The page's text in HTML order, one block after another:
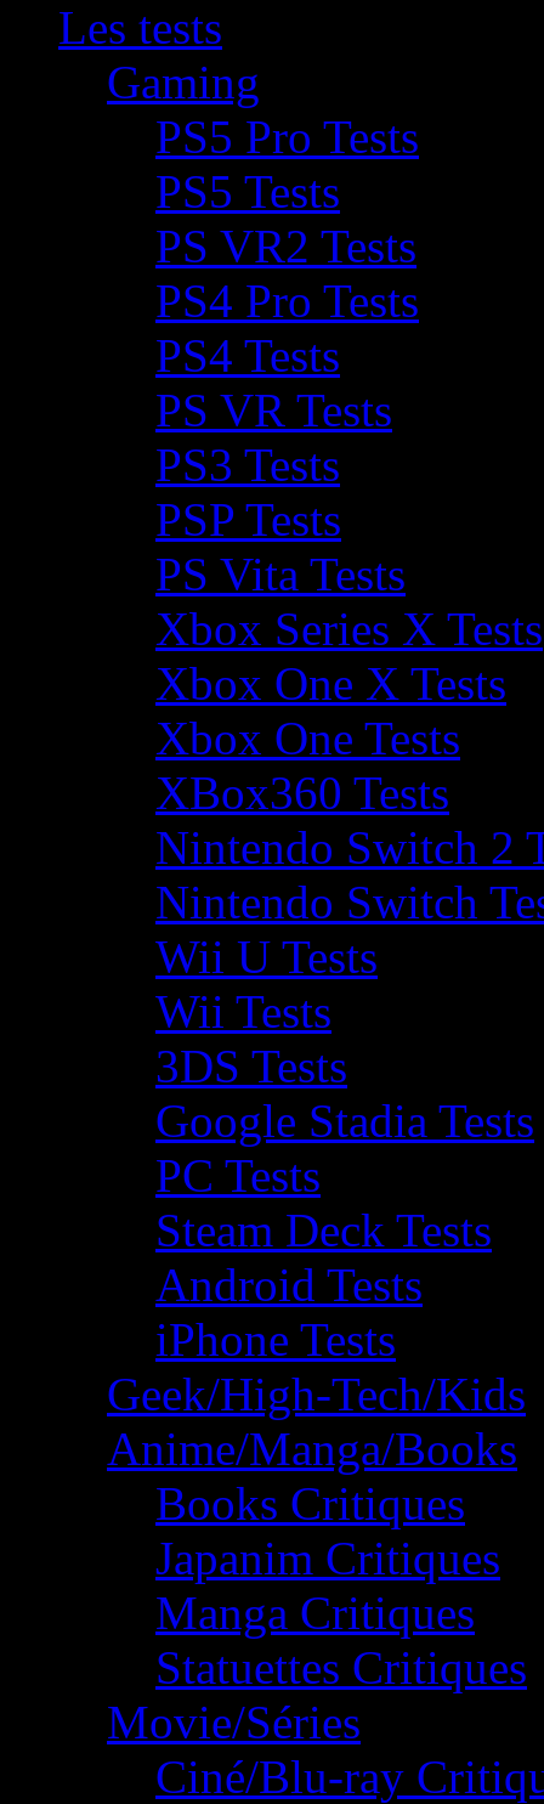
Les tests
Gaming
PS5 Pro Tests
PS5 Tests
PS VR2 Tests
PS4 Pro Tests
PS4 Tests
PS VR Tests
PS3 Tests
PSP Tests
PS Vita Tests
Xbox Series X Tests
Xbox One X Tests
Xbox One Tests
XBox360 Tests
Nintendo Switch 2
Nintendo Switch
Wii U Tests
Wii Tests
3DS Tests
Google Stadia Tests
PC Tests
Steam Deck Tests
Android Tests
iPhone Tests
Geek/High-Tech/Kids
Anime/Manga/Books
Books Critiques
Japanim Critiques
Manga Critiques
Statuettes Critiques
Movie/Séries
Ciné/Blu-ray